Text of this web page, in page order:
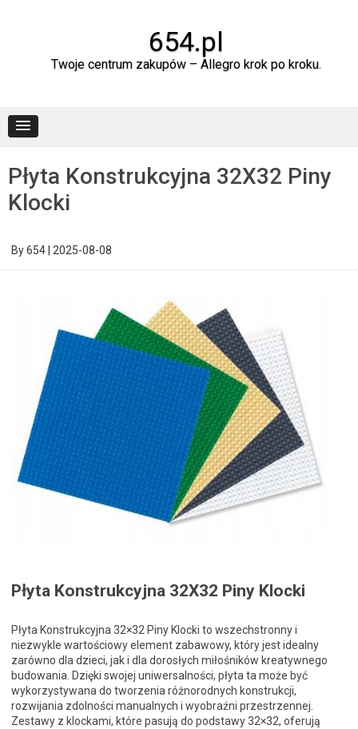
654.pl
Twoje centrum zakupów – Allegro krok po kroku.
Płyta Konstrukcyjna 32X32 Piny
Klocki
By654 2025-08-08
Płyta Konstrukcyjna 32X32 Piny Klocki
Płyta Konstrukcyjna 32×32 Piny Klocki to wszechstronny i
niezwykle wartościowy element zabawowy, który jest idealny
zarówno dla dzieci, jak i dla dorosłych miłośników kreatywnego
budowania. Dzięki swojej uniwersalności, płyta ta może być
wykorzystywana do tworzenia różnorodnych konstrukcji,
rozwijania zdolności manualnych i wyobraźni przestrzennej.
Zestawy z klockami, które pasują do podstawy 32×32, oferują